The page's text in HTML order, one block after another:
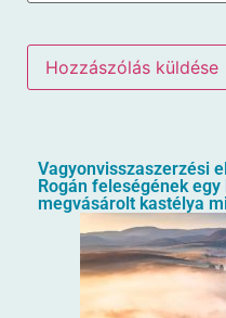
Vagyonvisszaszerzési
Rogán feleségének
megvásárolt kastélya